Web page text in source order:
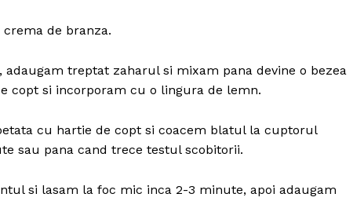
de branza.
treptat zaharul si mixam pana devine o bezea
copt si incorporam cu o lingura de lemn.
cu hartie de copt si coacem blatul la cuptorul
sau pana cand trece testul scobitorii.
si lasam la foc mic inca 2-3 minute, apoi adaugam